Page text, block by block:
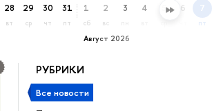
28
вт
29
ср
30
чт
31
пт
Август 2026
1
сб
2
вс
3 4 5 6 7
пт
РУБРИКИ
Все новости